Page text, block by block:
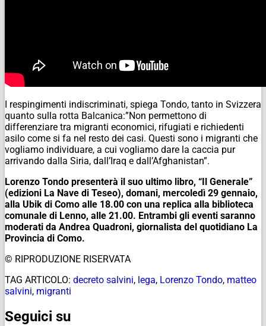
I respingimenti indiscriminati, spiega Tondo, tanto in Svizzera
quanto sulla rotta Balcanica:”Non permettono di
differenziare tra migranti economici, rifugiati e richiedenti
asilo come si fa nel resto dei casi. Questi sono i migranti che
vogliamo individuare, a cui vogliamo dare la caccia pur
arrivando dalla Siria, dall’Iraq e dall’Afghanistan”.
Lorenzo Tondo presenterà il suo ultimo libro, “Il Generale”
(edizioni La Nave di Teseo), domani, mercoledì 29 gennaio,
alla Ubik di Como alle 18.00 con una replica alla biblioteca
comunale di Lenno, alle 21.00. Entrambi gli eventi saranno
moderati da Andrea Quadroni, giornalista del quotidiano La
Provincia di Como.
© RIPRODUZIONE RISERVATA
TAG ARTICOLO: decreto salvini, lega, Lorenzo Tondo, matteo
salvini, migranti
Seguici su